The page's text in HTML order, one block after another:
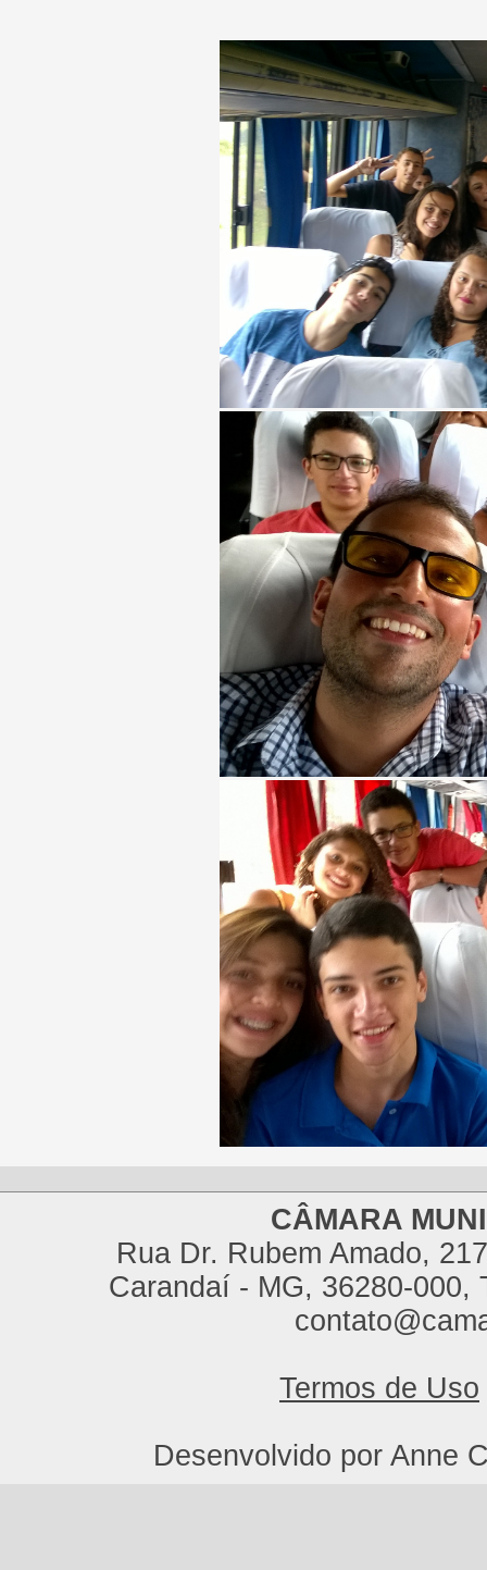
CÂMARA
Rua Dr. Rubem Amado,
Carandaí - MG, 36280-000,
Termos de Uso
Desenvolvido por Anne